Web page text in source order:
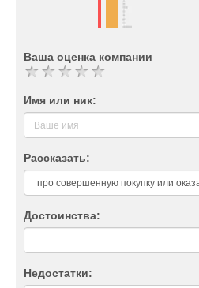
Ваша оценка компании
Имя или ник:
Рассказать:
Достоинства:
Недостатки: